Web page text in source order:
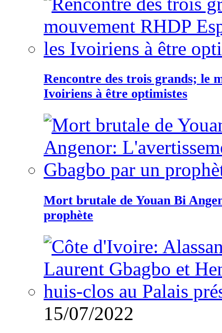
Rencontre des trois grands; le
Ivoiriens à être optimistes
Mort brutale de Youan Bi
prophète
15/07/2022